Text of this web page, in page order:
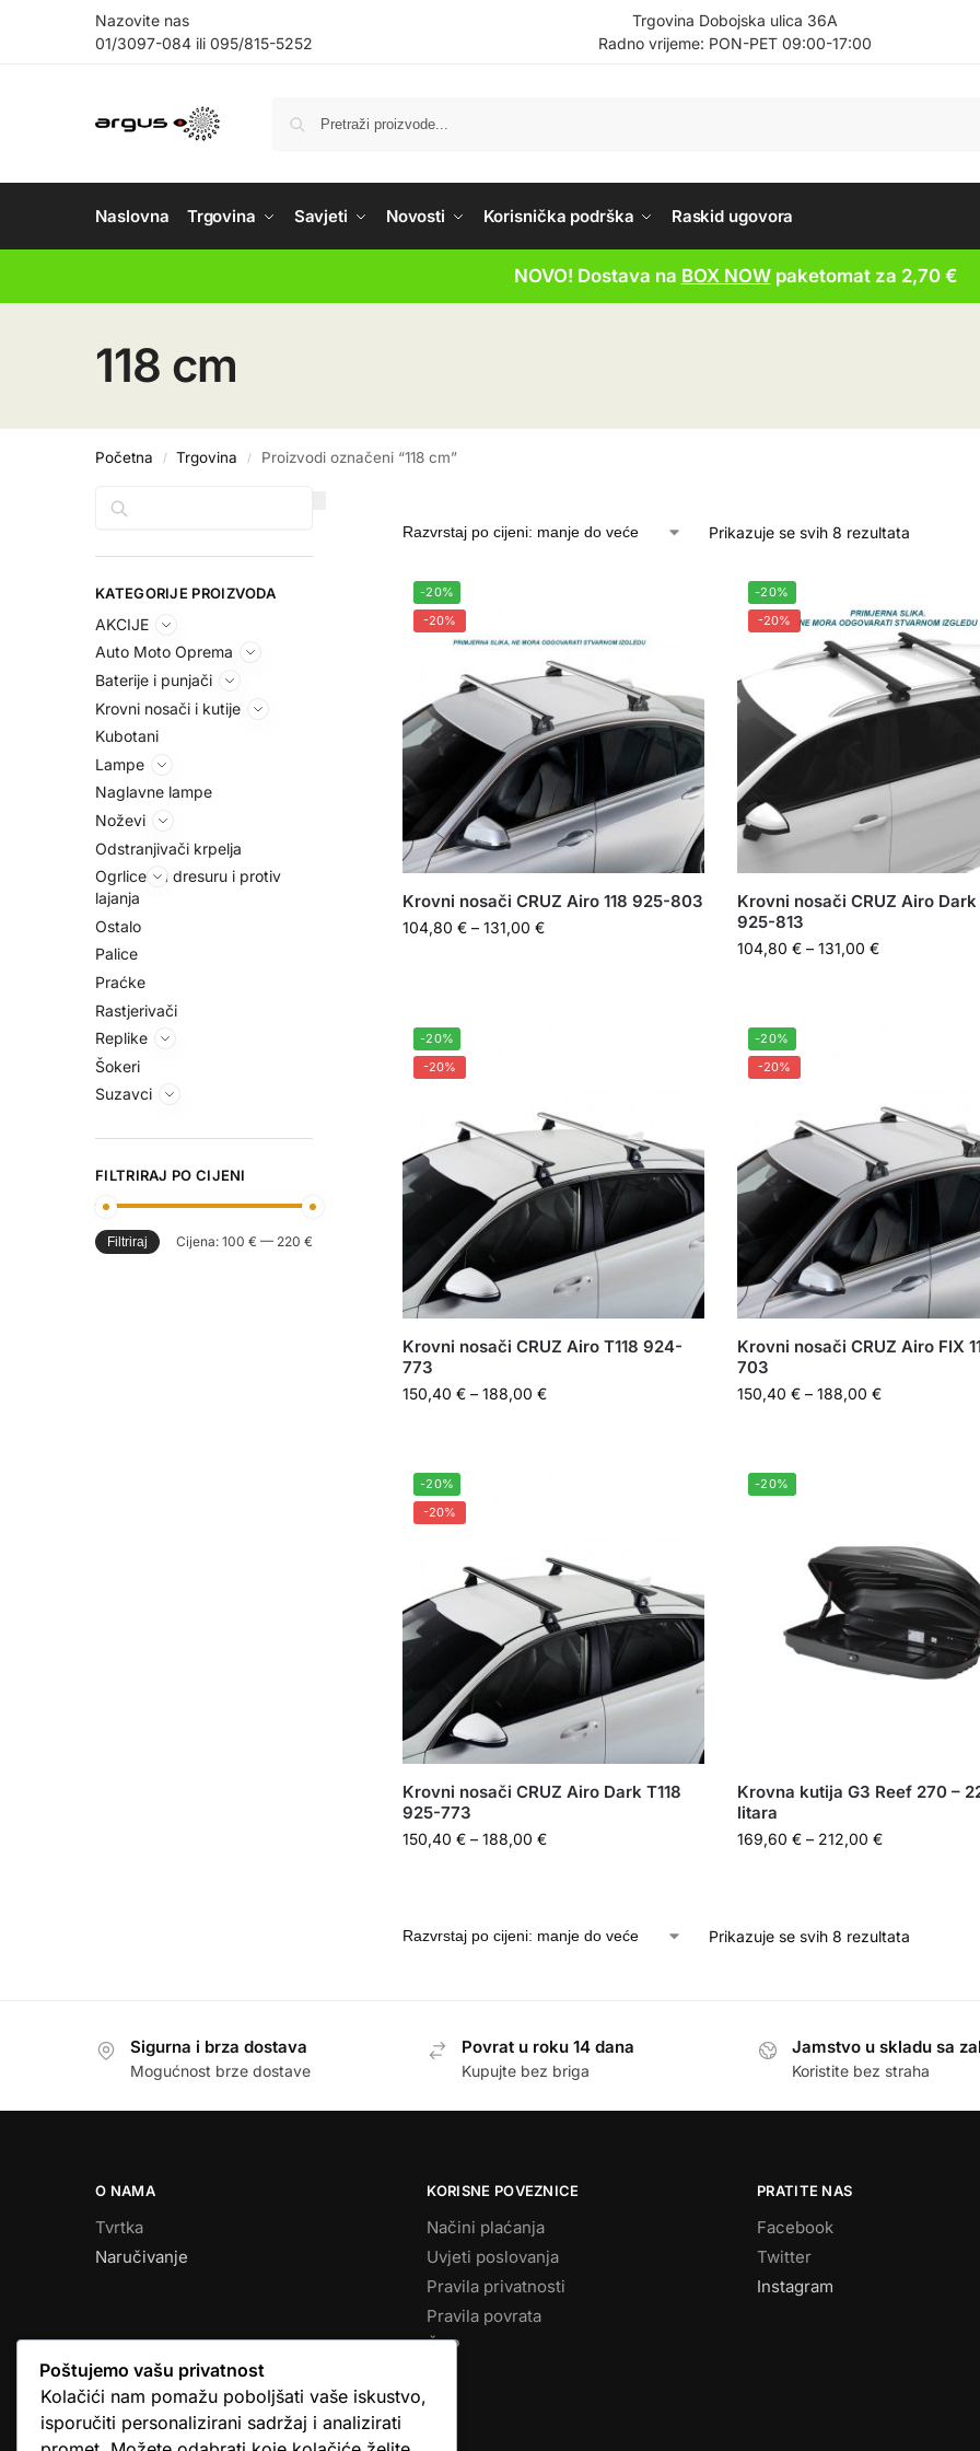
Nazovite nas
01/3097-084 ili 095/815-5252
Trgovina Dobojska ulica 36A
Radno vrijeme: PON-PET 09:00-17:00
Naslovna Trgovina Savjeti Novosti Korisnička podrška Raskid ugovora
NOVO! Dostava na BOX NOWpaketomat za 2,70 €
118 cm
Početna / Trgovina / Proizvodi označeni “118 cm”
Prikazuje se svih 8 rezultata
-20%
-20%
Krovni nosači CRUZ Airo 118 925-803
104,80 € – 131,00 €
-20%
-20%
Krovni nosači CRUZ Airo Dark
925-813
104,80 € – 131,00 €
-20%
-20%
Krovni nosači CRUZ Airo T118 924-
773
150,40 € – 188,00 €
-20%
-20%
Krovni nosači CRUZ Airo FIX
703
150,40 € – 188,00 €
-20%
-20%
Krovni nosači CRUZ Airo Dark T118
925-773
150,40 € – 188,00 €
-20%
Krovna kutija G3 Reef 270 –
litara
169,60 € – 212,00 €
Prikazuje se svih 8 rezultata
KATEGORIJE PROIZVODA
AKCIJE
Auto Moto Oprema
Baterije i punjači
Krovni nosači i kutije
Kubotani
Lampe
Naglavne lampe
Noževi
Odstranjivači krpelja
Ogrlice za dresuru i protiv
lajanja
Ostalo
Palice
Praćke
Rastjerivači
Replike
Šokeri
Suzavci
FILTRIRAJ PO CIJENI
Filtriraj Cijena: 100 € — 220 €
Sigurna i brza dostava
Mogućnost brze dostave
Povrat u roku 14 dana
Kupujte bez briga
Jamstvo u skladu sa
Koristite bez straha
O NAMA
Tvrtka
Naručivanje
KORISNE POVEZNICE
Načini plaćanja
Uvjeti poslovanja
Pravila privatnosti
Pravila povrata
ČPP
PRATITE NAS
Facebook
Twitter
Instagram
Poštujemo vašu privatnost
Kolačići nam pomažu poboljšati vaše iskustvo,
isporučiti personalizirani sadržaj i analizirati